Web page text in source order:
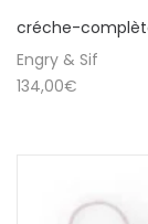
créche-
Engry & Sif
134,00€